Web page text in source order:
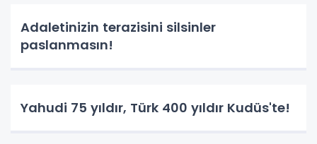
Adaletinizin terazisini silsinler
paslanmasın!
Yahudi 75 yıldır, Türk 400 yıldır Kudüs'te!